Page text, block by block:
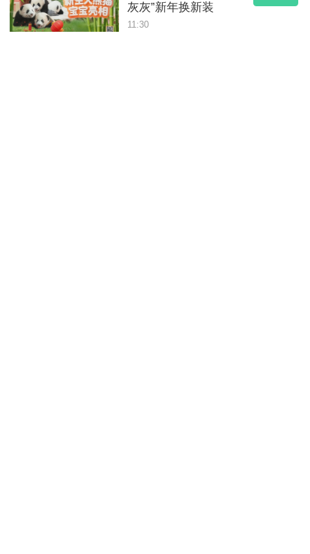
灰灰”新年换新装
11:30